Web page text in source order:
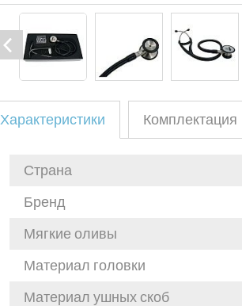
Характеристики
Страна
Бренд
Мягкие оливы
Материал головки
Материал ушных скоб
Комплектация